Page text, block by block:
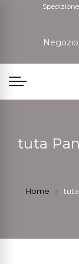
Negozio
tuta
Home